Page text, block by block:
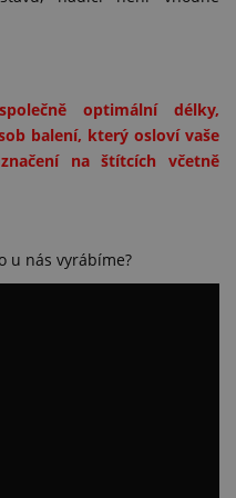
optimální délky,
balení, který osloví vaše
na štítcích včetně
u nás vyrábíme?